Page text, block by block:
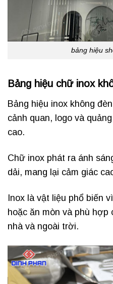
bảng hiệu
Bảng hiệu chữ inox
Bảng hiệu inox không
cảnh quan, logo và
cao.
Chữ inox phát ra ánh
dải, mang lại cảm giác
Inox là vật liệu phổ biến
hoặc ăn mòn và phù hợp
nhà và ngoài trời.